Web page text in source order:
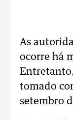
As
ocorre há
tomado
setembro